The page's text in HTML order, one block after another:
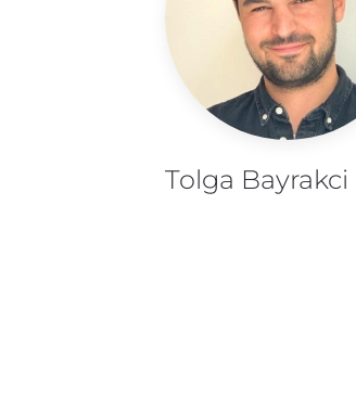
Tolga Bayrakci